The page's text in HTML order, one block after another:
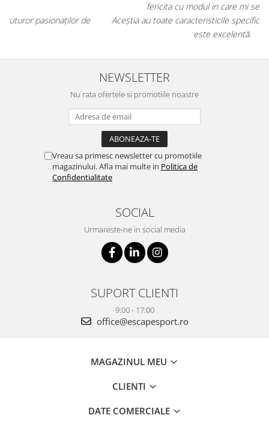
fericita cu modul in care mi se potrivesc.
Aceștia au toate caracteristicile specifice mărcii, iar calitatea
NEWSLETTER
Nu rata ofertele si promotiile noastre
Vreau sa primesc newsletter cu promotiile
magazinului. Afla mai multe in Politica de
Confidentialitate
SOCIAL
Urmareste-ne in social media
SUPORT CLIENTI
9:00 - 17:00
office@escapesport.ro
MAGAZINUL MEU
CLIENTI
DATE COMERCIALE